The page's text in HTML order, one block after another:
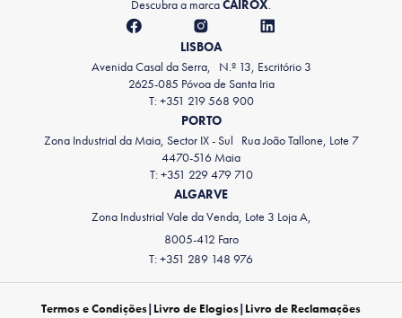
Descubra a marcaCAIROX.
LISBOA
Avenida Casal da Serra, N.º 13, Escritório 3
2625-085 Póvoa de Santa Iria
T: +351 219 568 900
PORTO
Zona Industrial da Maia, Sector IX - Sul Rua João Tallone, Lote 7
4470-516 Maia
T: +351 229 479 710
ALGARVE
Zona Industrial Vale da Venda, Lote 3 Loja A,
8005-412 Faro
T: +351 289 148 976
Termos e Condições| Livro de Elogios| Livro de Reclamações